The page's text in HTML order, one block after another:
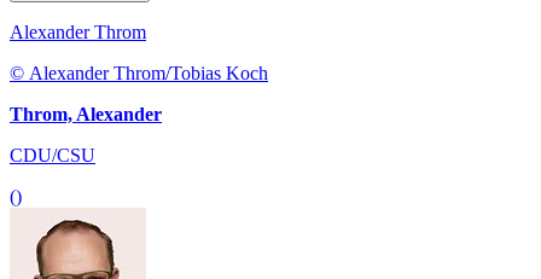
Alexander Throm
© Alexander Throm/Tobias Koch
Throm, Alexander
CDU/CSU
()